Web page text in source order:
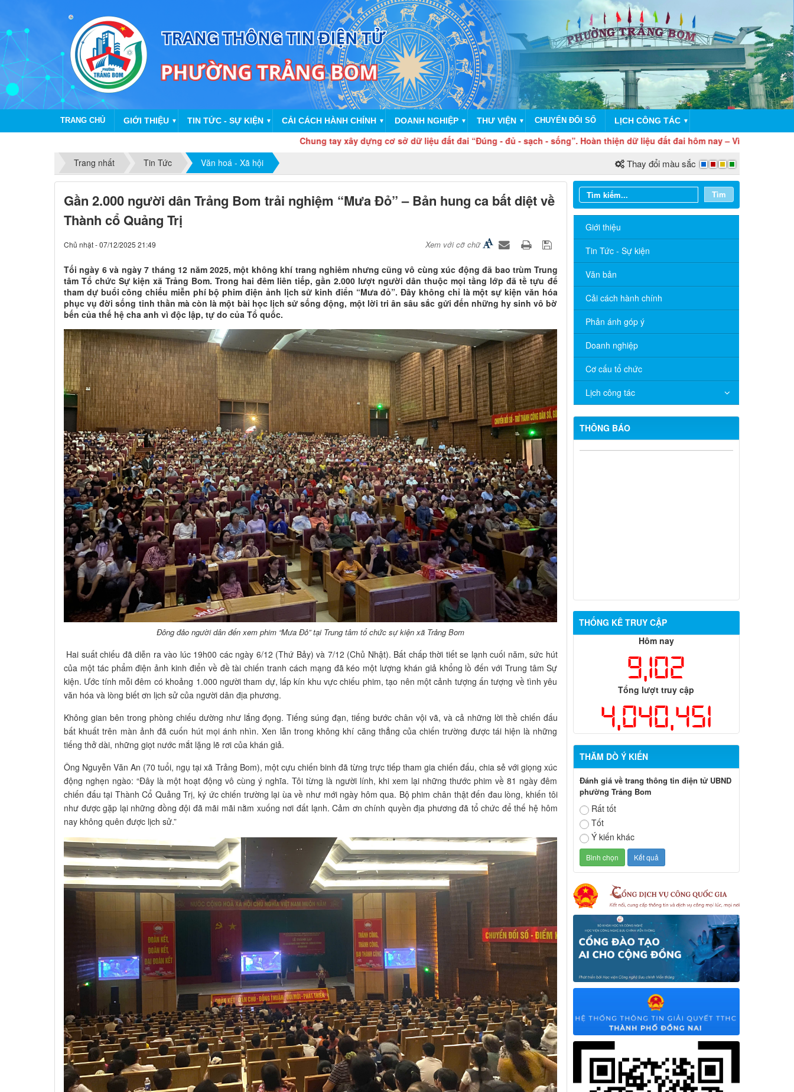
TRANG CHỦ GIỚI THIỆU ▼ TIN TỨC - SỰ KIỆN ▼ CẢI CÁCH HÀNH CHÍNH ▼ DOANH NGHIỆP ▼ THƯ VIỆN ▼ CHUYỂN ĐỔI SỐ LỊCH CÔNG TÁC ▼
Chung tay xây dựng cơ sở dữ liệu đất đai “Đúng - đủ - sạch - sống”. Hoàn thiện dữ liệu đất đai hôm nay – Vì nền hành chính
Trang nhất
Tin Tức Văn hoá - Xã hội Thay đổi màu sắc
Gần 2.000 người dân Trảng Bom trải nghiệm “Mưa Đỏ” – Bản hung ca bất diệt về
Thành cổ Quảng Trị
Chủ nhật - 07/12/2025 21:49 Xem với cỡ chữ
Tối ngày 6 và ngày 7 tháng 12 năm 2025, một không khí trang nghiêm nhưng cũng vô cùng xúc động đã bao trùm Trung
tâm Tổ chức Sự kiện xã Trảng Bom. Trong hai đêm liên tiếp, gần 2.000 lượt người dân thuộc mọi tầng lớp đã tề tựu để
tham dự buổi công chiếu miễn phí bộ phim điện ảnh lịch sử kinh điển “Mưa đỏ”. Đây không chỉ là một sự kiện văn hóa
phục vụ đời sống tinh thần mà còn là một bài học lịch sử sống động, một lời tri ân sâu sắc gửi đến những hy sinh vô bờ
bến của thế hệ cha anh vì độc lập, tự do của Tổ quốc.
Đông đảo người dân đến xem phim “Mưa Đỏ” tại Trung tâm tổ chức sự kiện xã Trảng Bom
Hai suất chiếu đã diễn ra vào lúc 19h00 các ngày 6/12 (Thứ Bảy) và 7/12 (Chủ Nhật). Bất chấp thời tiết se lạnh cuối năm, sức hút
của một tác phẩm điện ảnh kinh điển về đề tài chiến tranh cách mạng đã kéo một lượng khán giả khổng lồ đến với Trung tâm Sự
kiện. Ước tính mỗi đêm có khoảng 1.000 người tham dự, lấp kín khu vực chiếu phim, tạo nên một cảnh tượng ấn tượng về tình yêu
văn hóa và lòng biết ơn lịch sử của người dân địa phương.
Không gian bên trong phòng chiếu dường như lắng đọng. Tiếng súng đạn, tiếng bước chân vội vã, và cả những lời thề chiến đấu
bất khuất trên màn ảnh đã cuốn hút mọi ánh nhìn. Xen lẫn trong không khí căng thẳng của chiến trường được tái hiện là những
tiếng thở dài, những giọt nước mắt lặng lẽ rơi của khán giả.
Ông Nguyễn Văn An (70 tuổi, ngụ tại xã Trảng Bom), một cựu chiến binh đã từng trực tiếp tham gia chiến đấu, chia sẻ với giọng xúc
động nghẹn ngào: “Đây là một hoạt động vô cùng ý nghĩa. Tôi từng là người lính, khi xem lại những thước phim về 81 ngày đêm
chiến đấu tại Thành Cổ Quảng Trị, ký ức chiến trường lại ùa về như mới ngày hôm qua. Bộ phim chân thật đến đau lòng, khiến tôi
như được gặp lại những đồng đội đã mãi mãi nằm xuống nơi đất lạnh. Cảm ơn chính quyền địa phương đã tổ chức để thế hệ hôm
nay không quên được lịch sử.”
Tìm
Giới thiệu
Tin Tức - Sự kiện
Văn bản
Cải cách hành chính
Phản ánh góp ý
Doanh nghiệp
Cơ cấu tổ chức
Lịch công tác
THÔNG BÁO
Quyết định 672/QĐ-UBND về việc cho
phép chuyển mục đích sử dụng đất ông
phép chuyển mục đích sử dụng đất bà
Nguyễn Thị Hoài
THỐNG KÊ TRUY CẬP
Hôm nay
9,102
Tổng lượt truy cập
4,040,451
THĂM DÒ Ý KIẾN
Đánh giá về trang thông tin điện tử UBND
phường Trảng Bom
Rất tốt
Tốt
Ý kiến khác